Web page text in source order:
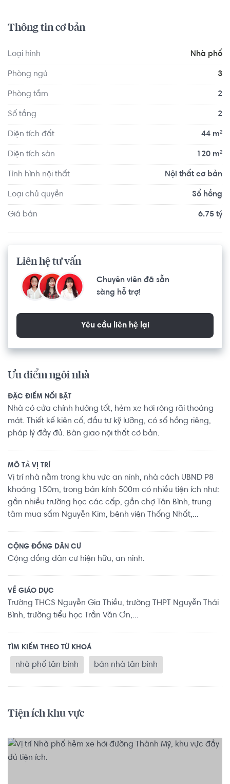
khoảng 150m, trong bán kính 500m có nhiều tiện ích như:
gần nhiều trường học các cấp, gần chợ Tân Bình, trung
Thông tin cơ bản
Loại hình Nhà phố
Phòng ngủ 3
Phòng tắm 2
Số tầng 2
Diện tích đất 44 m²
Diện tích sàn 120 m²
Tình hình nội thất Nội thất cơ bản
Loại chủ quyền Sổ hồng
Giá bán 6.75 tỷ
Liên hệ tư vấn
Chuyên viên đã sẵn
sàng hỗ trợ!
Yêu cầu liên hệ lại
Ưu điểm ngôi nhà
ĐẶC ĐIỂM NỔI BẬT
Nhà có cửa chính hướng tốt, hẻm xe hơi rộng rãi thoáng
mát. Thiết kế kiên cố, đầu tư kỹ lưỡng, có sổ hồng riêng,
pháp lý đầy đủ. Bàn giao nội thất cơ bản.
MÔ TẢ VỊ TRÍ
Vị trí nhà nằm trong khu vực an ninh, nhà cách UBND P8
khoảng 150m, trong bán kính 500m có nhiều tiện ích như:
gần nhiều trường học các cấp, gần chợ Tân Bình, trung
tâm mua sấm Nguyễn Kim, bệnh viện Thống Nhất,...
CỘNG ĐỒNG DÂN CƯ
Cộng đồng dân cư hiện hữu, an ninh.
VỀ GIÁO DỤC
Trường THCS Nguyễn Gia Thiều, trường THPT Nguyễn Thái
Bình, trường tiểu học Trần Văn Ơn,...
TÌM KIẾM THEO TỪ KHOÁ
nhà phố tân bình bán nhà tân bình
Tiện ích khu vực